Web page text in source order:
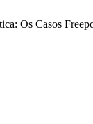
Os Casos